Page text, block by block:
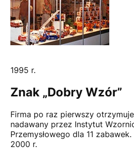
1995 r.
Znak „Dobry Wzór”
Firma po raz pierwszy
nadawany przez Instytut
Przemysłowego dla 11
2000 r.